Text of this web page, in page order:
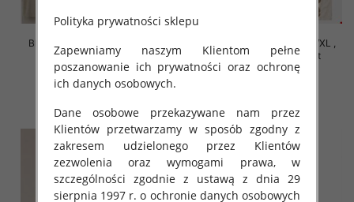
Bluzki damskie Roz S/M-L/XL ,
Mix Kolor Paczka 10 szt
42.00 zł
Bluzki damskie Roz S/M-L/XL ,
Mix Kolor Paczka 10 szt
Polityka prywatności sklepu
Zapewniamy naszym Klientom pełne
poszanowanie ich prywatności oraz ochronę
ich danych osobowych.
Dane osobowe przekazywane nam przez
Klientów przetwarzamy w sposób zgodny z
zakresem udzielonego przez Klientów
zezwolenia oraz wymogami prawa, w
szczególności zgodnie z ustawą z dnia 29
sierpnia 1997 r. o ochronie danych osobowych